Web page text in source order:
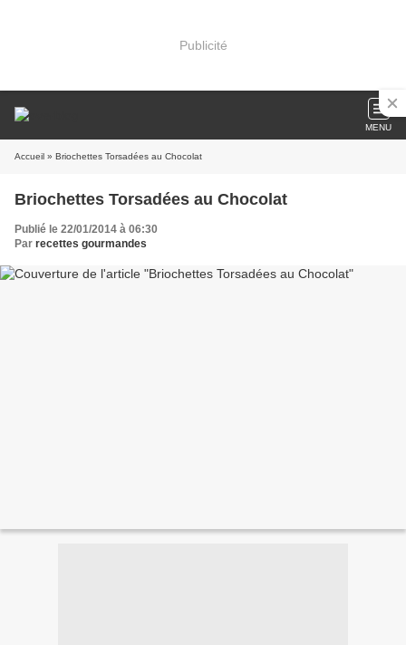
Publicité
MENU
Accueil » Briochettes Torsadées au Chocolat
Briochettes Torsadées au Chocolat
Publié le 22/01/2014 à 06:30
Par recettes gourmandes